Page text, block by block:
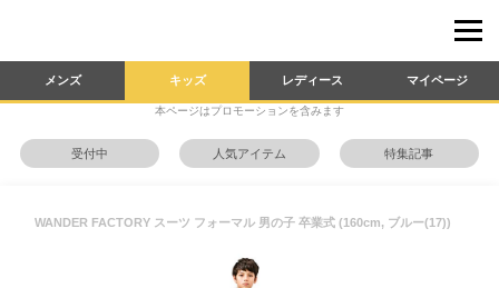
メンズ キッズ レディース マイページ
本ページはプロモーションを含みます
受付中 人気アイテム 特集記事
WANDER FACTORY スーツ フォーマル 男の子 卒業式 (160cm, ブルー(17))